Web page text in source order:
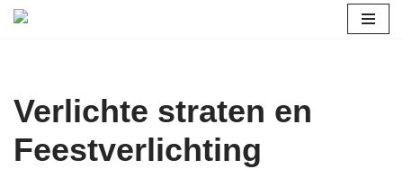
inhoud
Verlichte straten en
Feestverlichting